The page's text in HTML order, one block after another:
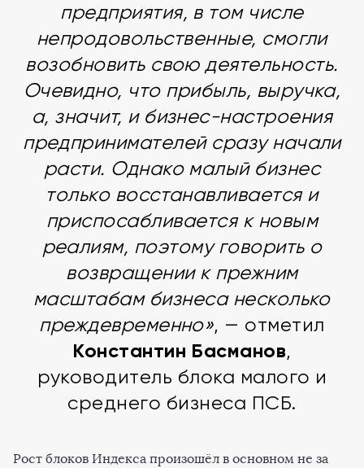
предприятия, в том числе
непродовольственные, смогли
возобновить свою деятельность.
Очевидно, что прибыль, выручка,
а, значит, и бизнес-настроения
предпринимателей сразу начали
расти. Однако малый бизнес
только восстанавливается и
приспосабливается к новым
реалиям, поэтому говорить о
возвращении к прежним
масштабам бизнеса несколько
преждевременно», — отметил
Константин Басманов,
руководитель блока малого и
среднего бизнеса ПСБ.
Рост блоков Индекса произошёл в основном не за